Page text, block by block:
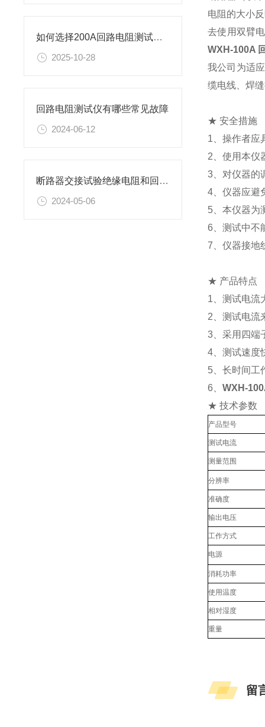
如何选择200A回路电阻测试仪方法及规程
2025-10-28
回路电阻测试仪有哪些常见故障
2024-06-12
断路器交接试验绝缘电阻和回路电阻测试标准
2024-05-06
电阻的大小
去使用双臂
WXH-100A
我公司为适
缆电线、焊
★ 安全措施
1、操作者应
2、使用本仪
3、对仪器的
4、仪器应避
5、本仪器为
6、测试中不
7、仪器接地
★ 产品特点
1、测试电流
2、测试电流
3、采用四端
4、测试速度
5、长时间工
6、WXH-
★ 技术参数
产品型号
测试电流
测量范围
分辨率
准确度
输出
工作方式
电源
消耗功率
使用温度
相对湿度
重量
留